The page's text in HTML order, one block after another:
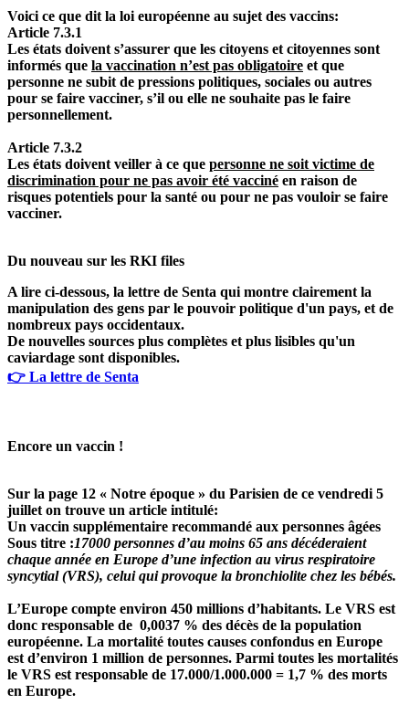
Voici ce que dit la loi européenne au sujet des vaccins:
Article 7.3.1
Les états doivent s’assurer que les citoyens et citoyennes sont
informés que la vaccination n’est pas obligatoire et que
personne ne subit de pressions politiques, sociales ou autres
pour se faire vacciner, s’il ou elle ne souhaite pas le faire
personnellement.
Article 7.3.2
Les états doivent veiller à ce que personne ne soit victime de
discrimination pour ne pas avoir été vacciné en raison de
risques potentiels pour la santé ou pour ne pas vouloir se faire
vacciner.
Du nouveau sur les RKI files
A lire ci-dessous, la lettre de Senta qui montre clairement la
manipulation des gens par le pouvoir politique d'un pays, et de
nombreux pays occidentaux.
De nouvelles sources plus complètes et plus lisibles qu'un
caviardage sont disponibles.
👉 La lettre de Senta
Encore un vaccin !
Sur la page 12 « Notre époque » du Parisien de ce vendredi 5
juillet on trouve un article intitulé:
Un vaccin supplémentaire recommandé aux personnes âgées
Sous titre :17000 personnes d’au moins 65 ans décéderaient
chaque année en Europe d’une infection au virus respiratoire
syncytial (VRS), celui qui provoque la bronchiolite chez les bébés.
L’Europe compte environ 450 millions d’habitants. Le VRS est
donc responsable de 0,0037 % des décès de la population
européenne. La mortalité toutes causes confondus en Europe
est d’environ 1 million de personnes. Parmi toutes les mortalités
le VRS est responsable de 17.000/1.000.000 = 1,7 % des morts
en Europe.